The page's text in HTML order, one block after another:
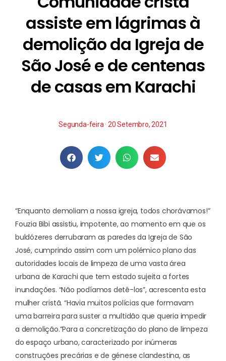
assiste em lágrimas à
demolição da Igreja de
São José e de centenas
de casas em Karachi
Segunda-feira · 20 Setembro, 2021
“Enquanto demoliam a nossa igreja, todos chorávamos!”
Fouzia Bibi assistiu, impotente, ao momento em que os
buldózeres derrubaram as paredes da Igreja de São
José, cumprindo assim com um polémico plano das
autoridades locais de limpeza de uma vasta área
urbana de Karachi que tem estado sujeita a fortes
inundações. “Não podíamos detê-los”, acrescenta esta
mulher cristã. “Havia muitos polícias que formavam
uma barreira para suster a multidão que queria impedir
a demolição.”Para a concretização do plano de limpeza
do espaço urbano, caracterizado por inúmeras
construções precárias e de génese clandestina, as